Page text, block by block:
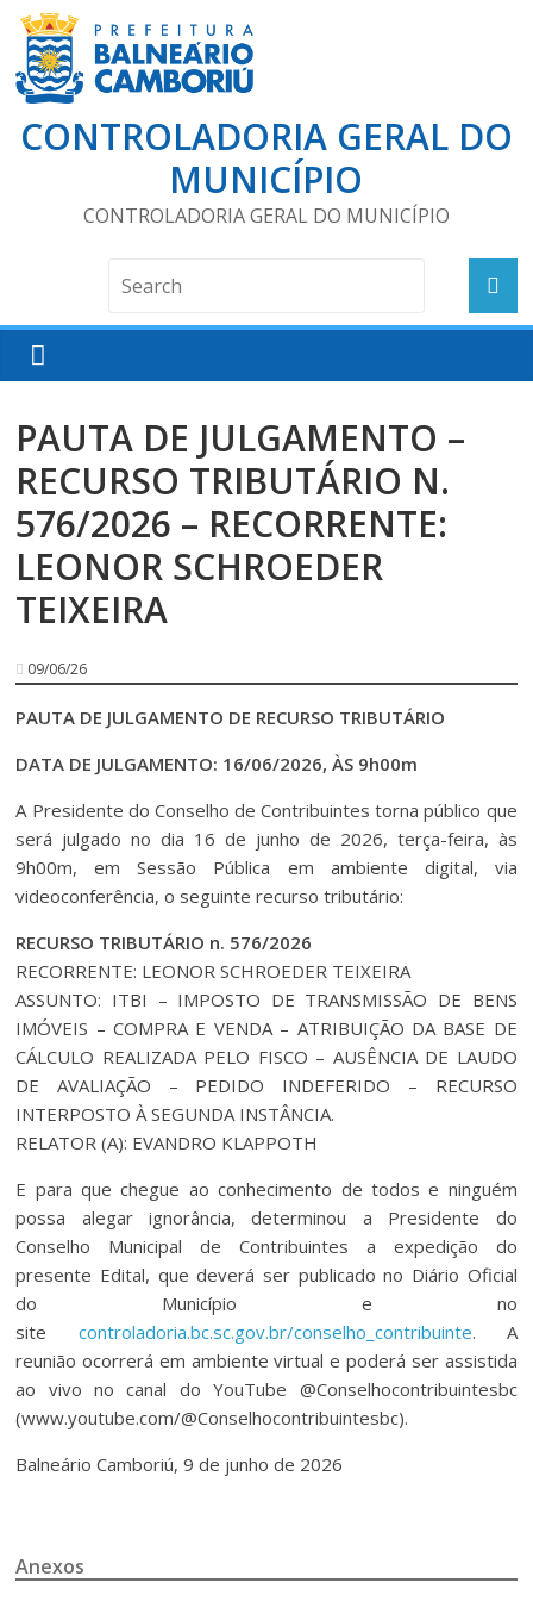
CONTROLADORIA GERAL DO
MUNICÍPIO
CONTROLADORIA GERAL DO MUNICÍPIO
PAUTA DE JULGAMENTO –
RECURSO TRIBUTÁRIO N.
576/2026 – RECORRENTE:
LEONOR SCHROEDER
TEIXEIRA
09/06/26
PAUTA DE JULGAMENTO DE RECURSO TRIBUTÁRIO
DATA DE JULGAMENTO: 16/06/2026, ÀS 9h00m
A Presidente do Conselho de Contribuintes torna público que
será julgado no dia 16 de junho de 2026, terça-feira, às
9h00m, em Sessão Pública em ambiente digital, via
videoconferência, o seguinte recurso tributário:
RECURSO TRIBUTÁRIO n. 576/2026
RECORRENTE: LEONOR SCHROEDER TEIXEIRA
ASSUNTO: ITBI – IMPOSTO DE TRANSMISSÃO DE BENS
IMÓVEIS – COMPRA E VENDA – ATRIBUIÇÃO DA BASE DE
CÁLCULO REALIZADA PELO FISCO – AUSÊNCIA DE LAUDO
DE AVALIAÇÃO – PEDIDO INDEFERIDO – RECURSO
INTERPOSTO À SEGUNDA INSTÂNCIA.
RELATOR (A): EVANDRO KLAPPOTH
E para que chegue ao conhecimento de todos e ninguém
possa alegar ignorância, determinou a Presidente do
Conselho Municipal de Contribuintes a expedição do
presente Edital, que deverá ser publicado no Diário Oficial
do Município e no
site controladoria.bc.sc.gov.br/conselho_contribuinte. A
reunião ocorrerá em ambiente virtual e poderá ser assistida
ao vivo no canal do YouTube @Conselhocontribuintesbc
(www.youtube.com/@Conselhocontribuintesbc).
Balneário Camboriú, 9 de junho de 2026
Anexos